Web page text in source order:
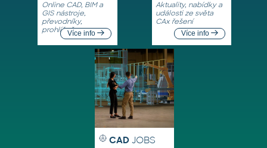
Online CAD, BIM a
GIS nástroje,
převodníky,
prohlížečeVíce info
Aktuality, nabídky a
události ze světa
CAx řešení
Více info
CAD JOBS